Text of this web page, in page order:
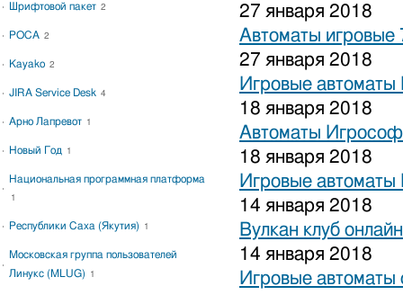
27 января 2018
Автоматы игровые
27 января 2018
Игровые автоматы
18 января 2018
Автоматы
18 января 2018
Игровые автоматы
14 января 2018
Вулкан клуб онлайн
14 января 2018
Игровые
Шрифтовой пакет 2
РОСА 2
Kayako 2
JIRA Service Desk 4
Арно Лапревот 1
Новый Год 1
Национальная программная платформа
1
Республики Саха (Якутия) 1
Московская группа пользователей
Линукс (MLUG)
1